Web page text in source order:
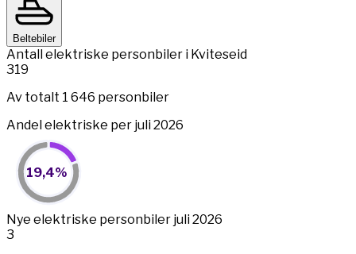
Beltebiler
Antall elektriske personbiler i Kviteseid
319
Av totalt 1 646 personbiler
Andel elektriske per juli 2026
19,4%
Pie chart with 2 slices.
View as data table, 19,4%
19,4%
End of interactive chart.
Nye elektriske personbiler juli 2026
3